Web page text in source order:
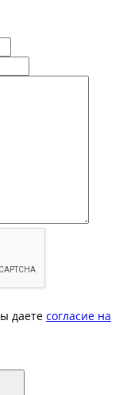
даете согласие на